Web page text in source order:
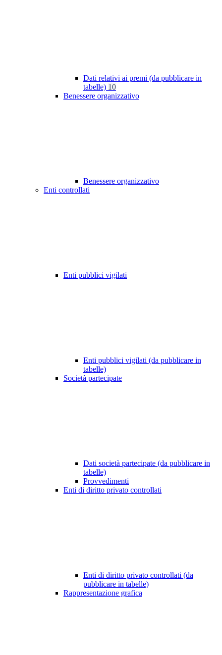
Dati relativi ai premi (da pubblicare in
tabelle) 10
Benessere organizzativo
Benessere organizzativo
Enti controllati
Enti pubblici vigilati
Enti pubblici vigilati (da pubblicare in
tabelle)
Società partecipate
Dati società partecipate (da pubblicare in
tabelle)
Provvedimenti
Enti di diritto privato controllati
Enti di diritto privato controllati (da
pubblicare in tabelle)
Rappresentazione grafica